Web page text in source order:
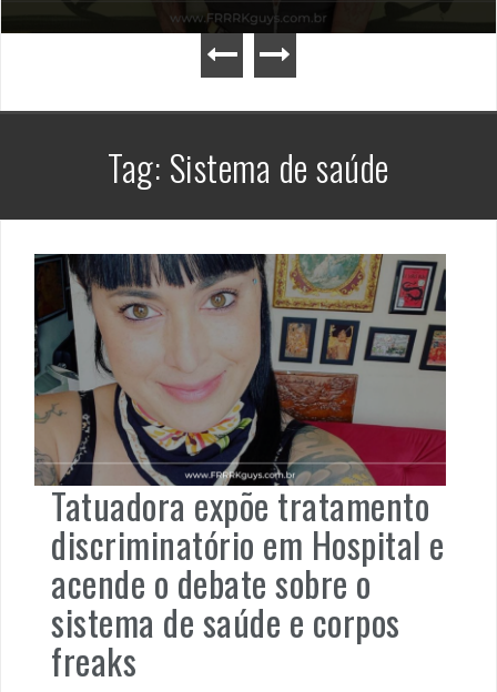
Tag: Sistema de saúde
Tatuadora expõe tratamento
discriminatório em Hospital e
acende o debate sobre o
sistema de saúde e corpos
freaks